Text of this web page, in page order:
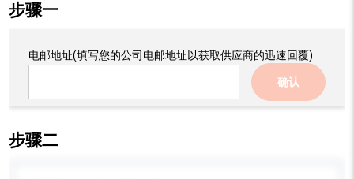
步骤一
电邮地址(填写您的公司电邮地址以获取供应商的迅速回覆)
确认
步骤二